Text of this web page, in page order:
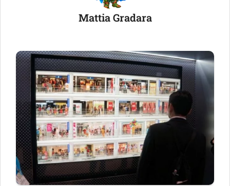
Mattia Gradara